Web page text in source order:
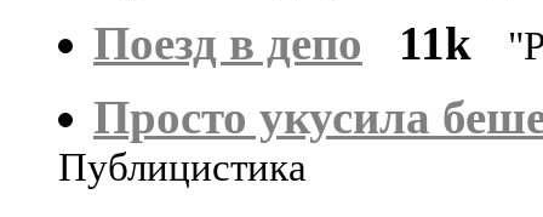
Поезд в депо
11k
Просто укусила
Публицистика